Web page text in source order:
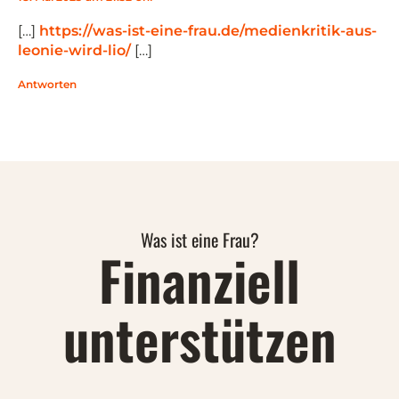
[…] https://was-ist-eine-frau.de/medienkritik-aus-
leonie-wird-lio/[…]
Antworten
Was ist eine Frau?
Finanziell
unterstützen